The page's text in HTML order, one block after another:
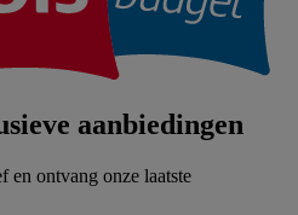
aanbiedingen
en ontvang onze laatste